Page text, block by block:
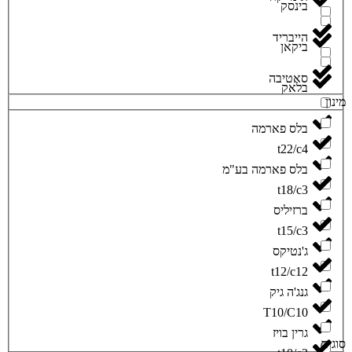
‮בינסק‬
‮ביקאן‬
‮בלאק‬
‮בלס פארמה‬
‮בלס פארמה בע"מ‬
‮ברזיליס‬
‮ג'נטיקס‬
‮גנג'ה גיק‬
‮גרין בויז‬
הייבריד
סאטיבה
t22/c4
t18/c3
t15/c3
t12/c12
T10/C10